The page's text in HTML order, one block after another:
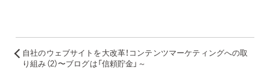
自社のウェブサイトを大改革！コンテンツマーケティングへの取
り組み（2）〜ブログは「信頼貯金」～